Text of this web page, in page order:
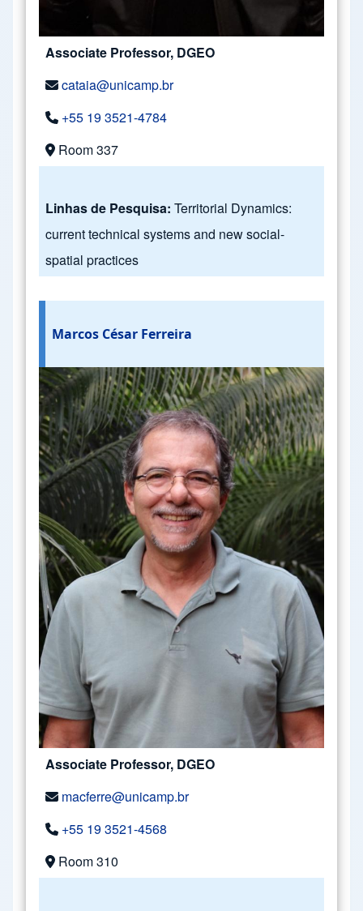
Associate Professor, DGEO
cataia@unicamp.br
+55 19 3521-4784
Room 337
Linhas de Pesquisa: Territorial Dynamics:
current technical systems and new social-
spatial practices
Marcos César Ferreira
Associate Professor, DGEO
macferre@unicamp.br
+55 19 3521-4568
Room 310